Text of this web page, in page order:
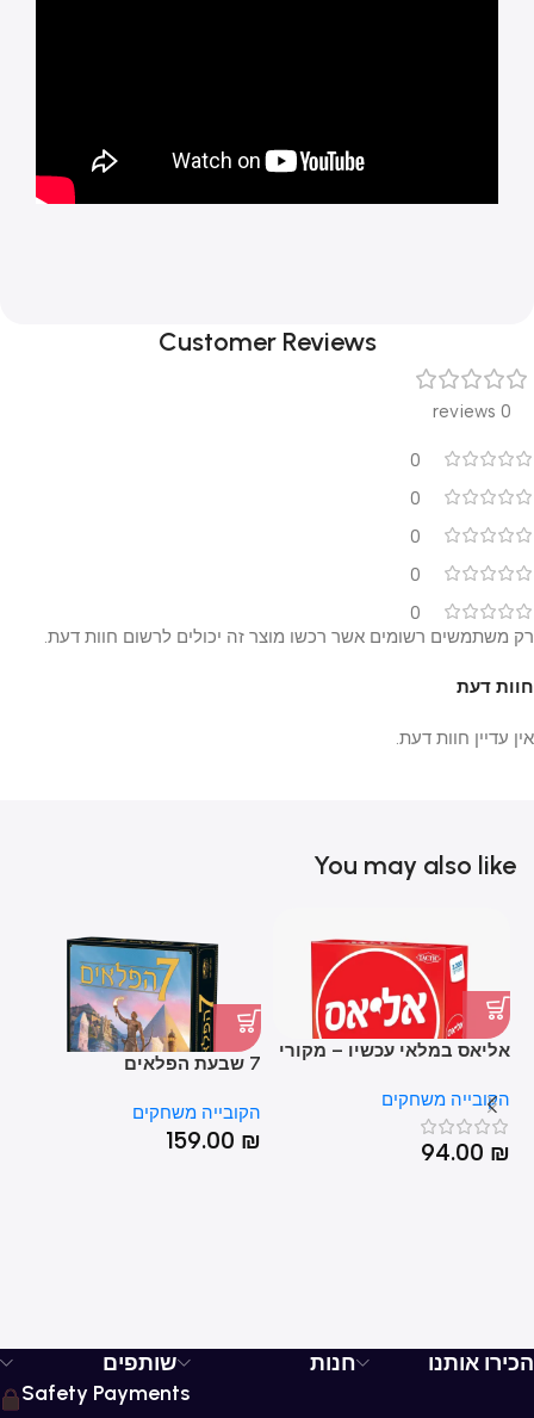
Customer Reviews
0 reviews
0
0
0
0
0
חוות דעת
אין עדיין חוות דעת.
רק משתמשים רשומים אשר רכשו מוצר זה יכולים לרשום חוות דעת.
You may also like
HOT
אליאס במלאי עכשיו – מקורי
הקובייה משחקים
94.00 ₪
7 שבעת הפלאים
הקובייה משחקים
159.00 ₪
הכירו אותנו חנות
שותפים
Safety Payments